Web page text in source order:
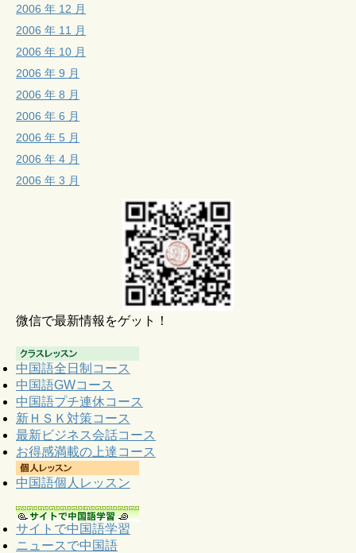
2006 年 12 月
2006 年 11 月
2006 年 10 月
2006 年 9 月
2006 年 8 月
2006 年 6 月
2006 年 5 月
2006 年 4 月
2006 年 3 月
微信で最新情報をゲット！
中国語全日制コース
中国語GWコース
中国語プチ連休コース
新ＨＳＫ対策コース
最新ビジネス会話コース
お得感満載の上達コース
中国語個人レッスン
サイトで中国語学習
ニュースで中国語